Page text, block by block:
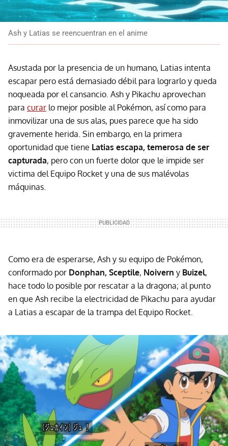
Ash y Latias se reencuentran en el anime
Asustada por la presencia de un humano, Latias intenta
escapar pero está demasiado débil para lograrlo y queda
noqueada por el cansancio. Ash y Pikachu aprovechan
para curar lo mejor posible al Pokémon, así como para
inmovilizar una de sus alas, pues parece que ha sido
gravemente herida. Sin embargo, en la primera
oportunidad que tiene Latias escapa, temerosa de ser
capturada, pero con un fuerte dolor que le impide ser
victima del Equipo Rocket y una de sus malévolas
máquinas.
Como era de esperarse, Ash y su equipo de Pokémon,
conformado por Donphan, Sceptile, Noivern y Buizel,
hace todo lo posible por rescatar a la dragona; al punto
en que Ash recibe la electricidad de Pikachu para ayudar
a Latias a escapar de la trampa del Equipo Rocket.